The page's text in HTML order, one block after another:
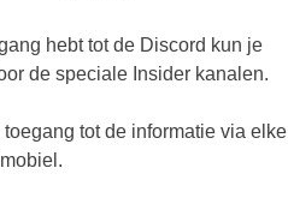
hebt tot de Discord kun je
de speciale Insider kanalen.
tot de informatie via elke